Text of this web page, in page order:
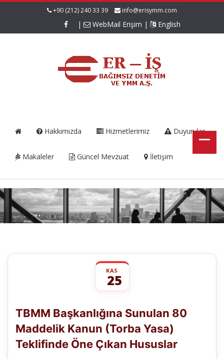
+90 (212) 240 33 39 info@erisymm.com
| WebMail Erişim | English
Hakkımızda Hizmetlerimiz Duyurular
Makaleler Güncel Mevzuat İletişim
KAS
25
Sunulan
80
Maddelik
(Torba
TBMM Başkanlığına Sunulan 80
Maddelik Kanun (Torba Yasa)
Teklifinde Öne Çıkan Hususlar